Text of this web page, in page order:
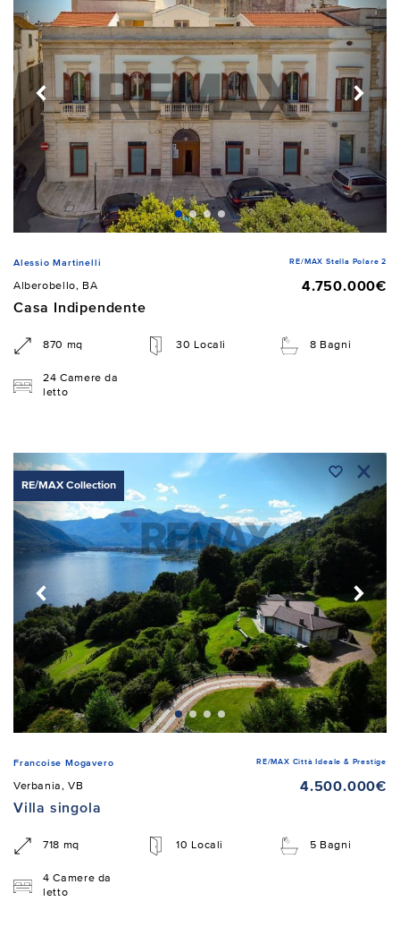
Alessio Martinelli RE/MAX Stella Polare 2
Alberobello, BA
4.750.000€
Casa Indipendente
870 mq 30 Locali 8 Bagni
24 Camere da
letto
RE/MAX Collection
Francoise Mogavero RE/MAX Città Ideale & Prestige
Verbania, VB
4.500.000€
Villa singola
718 mq 10 Locali 5 Bagni
4 Camere da
letto